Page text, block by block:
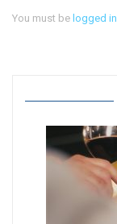
You must be logged in